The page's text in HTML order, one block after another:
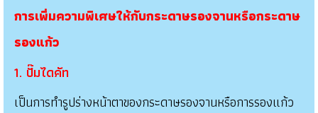
การเพิ่มความพิเศษให้กับกระดาษรองจานหรือกระดาษ
รองแก้ว
1. ปั๊มไดคัท
เป็นการทำรูปร่างหน้าตาของกระดาษรองจานหรือการรองแก้ว